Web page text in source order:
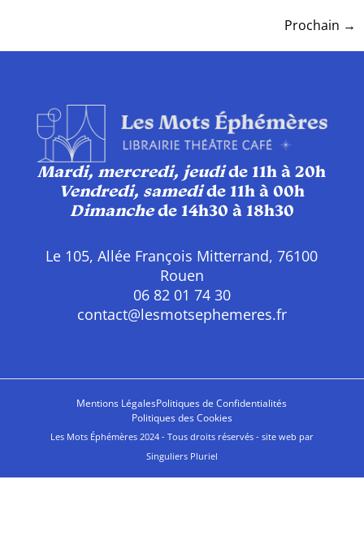
Prochain →
Mardi, mercredi, jeudide 11h à 20h
Vendredi, samedide 11h à 00h
Dimanchede 14h30 à 18h30
Le 105, Allée François Mitterrand, 76100
Rouen
06 82 01 74 30
contact@lesmotsephemeres.fr
Les Mots Éphémères 2024 - Tous droits réservés - site web par
Singuliers Pluriel
Mentions LégalesPolitiques de Confidentialités
Politiques des Cookies